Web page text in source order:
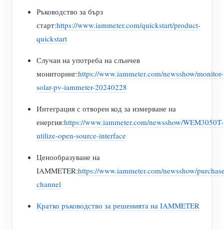
Ръководство за бърз
старт:https://www.iammeter.com/quickstart/product-
quickstart
Случаи на употреба на слънчев
мониторинг:https://www.iammeter.com/newsshow/monitor-
solar-pv-iammeter-20240228
Интеграция с отворен код за измерване на
енергия:https://www.iammeter.com/newsshow/WEM3050T-
utilize-open-source-interface
Ценообразуване на
IAMMETER:https://www.iammeter.com/newsshow/
channel
Кратко ръководство за решенията на IAMMETER